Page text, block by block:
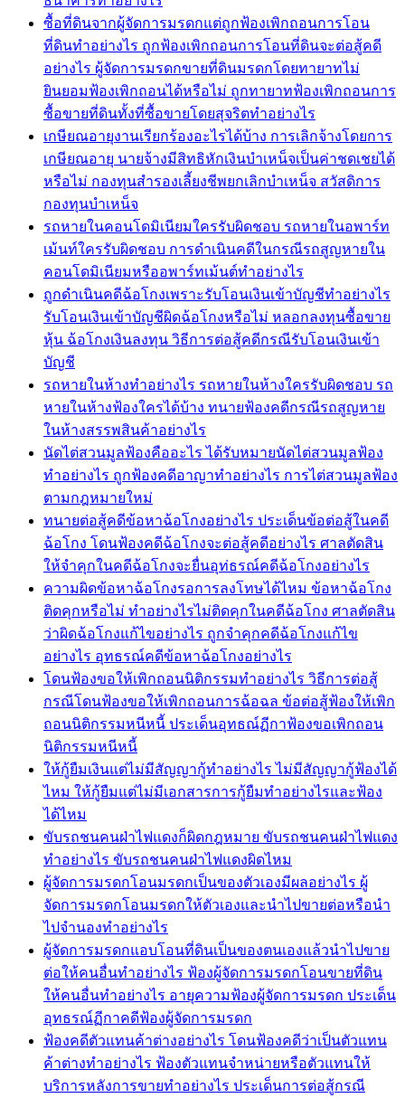
ซื้อที่ดินจากผู้จัดการมรดกแต่ถูกฟ้องเพิกถอนการโอน
ที่ดินทำอย่างไร ถูกฟ้องเพิกถอนการโอนที่ดินจะต่อสู้คดี
อย่างไร ผู้จัดการมรดกขายที่ดินมรดกโดยทายาทไม่
ยินยอมฟ้องเพิกถอนได้หรือไม่ ถูกทายาทฟ้องเพิกถอนการ
ซื้อขายที่ดินทั้งที่ซื้อขายโดยสุจริตทำอย่างไร
เกษียณอายุงานเรียกร้องอะไรได้บ้าง การเลิกจ้างโดยการ
เกษียณอายุ นายจ้างมีสิทธิหักเงินบำเหน็จเป็นค่าชดเชยได้
หรือไม่ กองทุนสำรองเลี้ยงชีพยกเลิกบำเหน็จ สวัสดิการ
กองทุนบำเหน็จ
รถหายในคอนโดมิเนียมใครรับผิดชอบ รถหายในอพาร์ท
เม้นท์ใครรับผิดชอบ การดำเนินคดีในกรณีรถสูญหายใน
คอนโดมิเนียมหรืออพาร์ทเม้นต์ทำอย่างไร
ถูกดำเนินคดีฉ้อโกงเพราะรับโอนเงินเข้าบัญชีทำอย่างไร
รับโอนเงินเข้าบัญชีผิดฉ้อโกงหรือไม่ หลอกลงทุนซื้อขาย
หุ้น ฉ้อโกงเงินลงทุน วิธีการต่อสู้คดีกรณีรับโอนเงินเข้า
บัญชี
รถหายในห้างทำอย่างไร รถหายในห้างใครรับผิดชอบ รถ
หายในห้างฟ้องใครได้บ้าง ทนายฟ้องคดีกรณีรถสูญหาย
ในห้างสรรพสินค้าอย่างไร
นัดไต่สวนมูลฟ้องคืออะไร ได้รับหมายนัดไต่สวนมูลฟ้อง
ทำอย่างไร ถูกฟ้องคดีอาญาทำอย่างไร การไต่สวนมูลฟ้อง
ตามกฎหมายใหม่
ทนายต่อสู้คดีข้อหาฉ้อโกงอย่างไร ประเด็นข้อต่อสู้ในคดี
ฉ้อโกง โดนฟ้องคดีฉ้อโกงจะต่อสู้คดีอย่างไร ศาลตัดสิน
ให้จำคุกในคดีฉ้อโกงจะยื่นอุท่ธรณ์คดีฉ้อโกงอย่างไร
ความผิดข้อหาฉ้อโกงรอการลงโทษได้ไหม ข้อหาฉ้อโกง
ติดคุกหรือไม่ ทำอย่างไรไม่ติดคุกในคดีฉ้อโกง ศาลตัดสิน
ว่าผิดฉ้อโกงแก้ไขอย่างไร ถูกจำคุกคดีฉ้อโกงแก้ไข
อย่างไร อุทธรณ์คดีข้อหาฉ้อโกงอย่างไร
โดนฟ้องขอให้เพิกถอนนิติกรรมทำอย่างไร วิธีการต่อสู้
กรณีโดนฟ้องขอให้เพิกถอนการฉ้อฉล ข้อต่อสู้ฟ้องให้เพิก
ถอนนิติกรรมหนีหนี้ ประเด็นอุทธณ์ฏีกาฟ้องขอเพิกถอน
นิติกรรมหนีหนี้
ให้กู้ยืมเงินแต่ไม่มีสัญญากู้ทำอย่างไร ไม่มีสัญญากู้ฟ้องได้
ไหม ให้กู้ยืมแต่ไม่มีเอกสารการกู้ยืมทำอย่างไรและฟ้อง
ได้ไหม
ขับรถชนคนฝ่าไฟแดงก็ผิดกฎหมาย ขับรถชนคนฝ่าไฟแดง
ทำอย่างไร ขับรถชนคนฝ่าไฟแดงผิดไหม
ผู้จัดการมรดกโอนมรดกเป็นของตัวเองมีผลอย่างไร ผู้
จัดการมรดกโอนมรดกให้ตัวเองและนำไปขายต่อหรือนำ
ไปจำนองทำอย่างไร
ผู้จัดการมรดกแอบโอนที่ดินเป็นของตนเองแล้วนำไปขาย
ต่อให้คนอื่นทำอย่างไร ฟ้องผู้จัดการมรดกโอนขายที่ดิน
ให้คนอื่นทำอย่างไร อายุความฟ้องผู้จัดการมรดก ประเด็น
อุทธรณ์ฏีกาคดีฟ้องผู้จัดการมรดก
ฟ้องคดีตัวแทนค้าต่างอย่างไร โดนฟ้องคดีว่าเป็นตัวแทน
ค้าต่างทำอย่างไร ฟ้องตัวแทนจำหน่ายหรือตัวแทนให้
บริการหลังการขายทำอย่างไร ประเด็นการต่อสู้กรณี